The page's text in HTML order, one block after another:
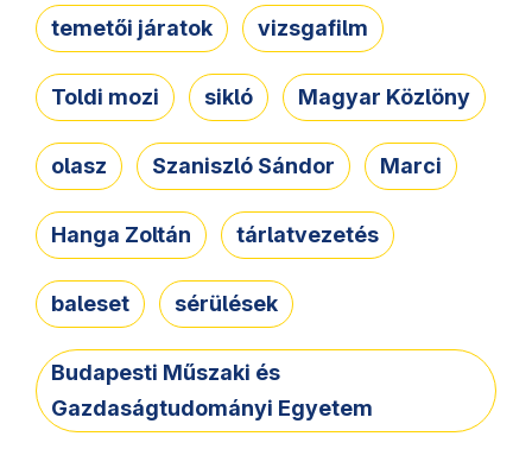
temetői járatok vizsgafilm
Toldi mozi sikló Magyar Közlöny
olasz Szaniszló Sándor Marci
Hanga Zoltán tárlatvezetés
baleset sérülések
Budapesti Műszaki és
Gazdaságtudományi Egyetem